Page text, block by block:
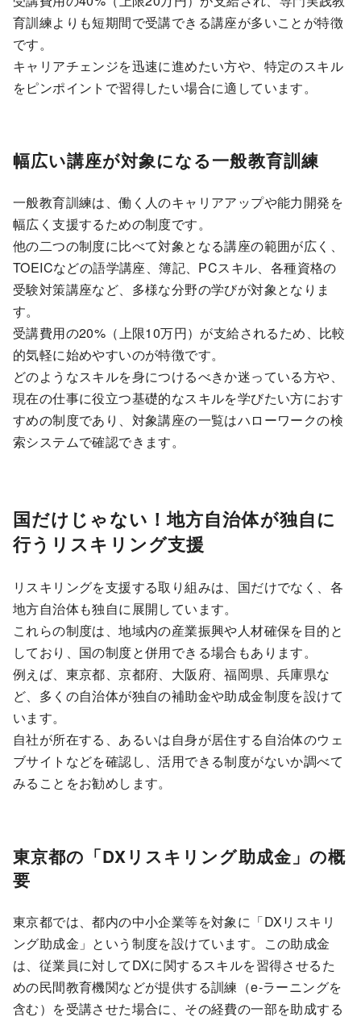
育訓練よりも短期間で受講できる講座が多いことが特徴
です。
キャリアチェンジを迅速に進めたい方や、特定のスキル
をピンポイントで習得したい場合に適しています。
幅広い講座が対象になる一般教育訓練
一般教育訓練は、働く人のキャリアアップや能力開発を
幅広く支援するための制度です。
他の二つの制度に比べて対象となる講座の範囲が広く、
TOEICなどの語学講座、簿記、PCスキル、各種資格の
受験対策講座など、多様な分野の学びが対象となりま
す。
受講費用の20%（上限10万円）が支給されるため、比較
的気軽に始めやすいのが特徴です。
どのようなスキルを身につけるべきか迷っている方や、
現在の仕事に役立つ基礎的なスキルを学びたい方におす
すめの制度であり、対象講座の一覧はハローワークの検
索システムで確認できます。
国だけじゃない！地方自治体が独自に
行うリスキリング支援
リスキリングを支援する取り組みは、国だけでなく、各
地方自治体も独自に展開しています。
これらの制度は、地域内の産業振興や人材確保を目的と
しており、国の制度と併用できる場合もあります。
例えば、東京都、京都府、大阪府、福岡県、兵庫県な
ど、多くの自治体が独自の補助金や助成金制度を設けて
います。
自社が所在する、あるいは自身が居住する自治体のウェ
ブサイトなどを確認し、活用できる制度がないか調べて
みることをお勧めします。
東京都の「DXリスキリング助成金」の概
要
東京都では、都内の中小企業等を対象に「DXリスキリ
ング助成金」という制度を設けています。この助成金
は、従業員に対してDXに関するスキルを習得させるた
めの民間教育機関などが提供する訓練（e-ラーニングを
含む）を受講させた場合に、その経費の一部を助成する